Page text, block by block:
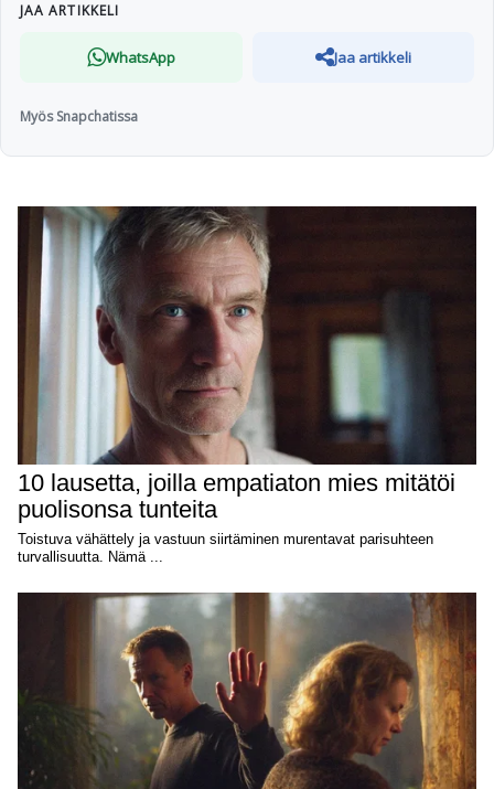
JAA ARTIKKELI
WhatsApp Jaa artikkeli
Myös Snapchatissa